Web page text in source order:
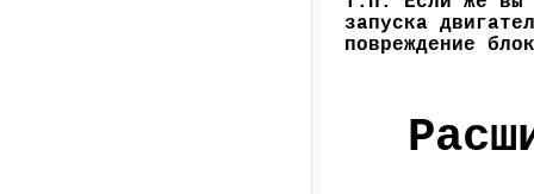
запуска
повреждение